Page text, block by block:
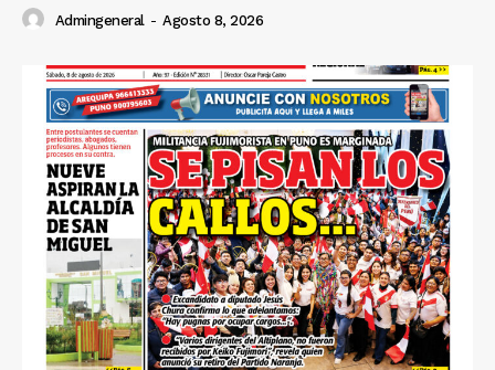
Admingeneral - Agosto 8, 2026